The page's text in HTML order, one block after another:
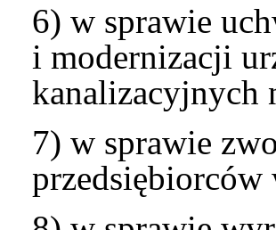
6) w sprawie
i modernizacji
kanalizacyjnych
7) w sprawie